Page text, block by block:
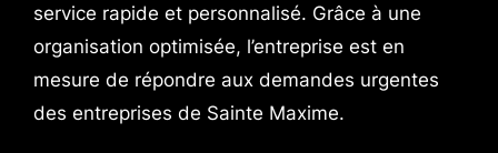
service rapide et personnalisé. Grâce à une
organisation optimisée, l’entreprise est en
mesure de répondre aux demandes urgentes
des entreprises de Sainte Maxime.